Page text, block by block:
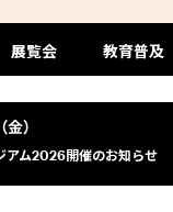
展覧会 教育普及
）
アム2026開催のお知らせ